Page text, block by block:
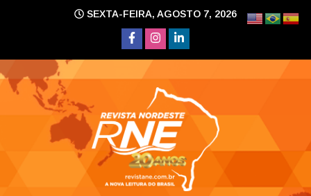
SEXTA-FEIRA, AGOSTO 7, 2026